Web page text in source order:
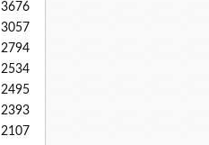
3676
3057
2794
2534
2495
2393
2107